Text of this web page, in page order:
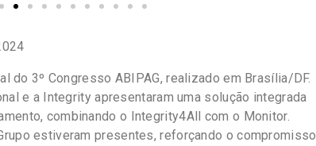
do 3º Congresso ABIPAG, realizado em Brasília/DF.
e a Integrity apresentaram uma solução integrada
combinando o Integrity4All com o Monitor.
estiveram presentes, reforçando o compromisso